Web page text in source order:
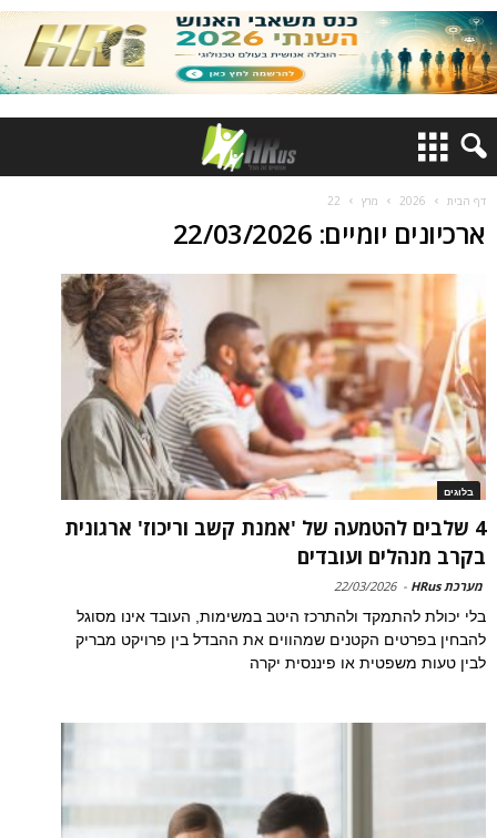
דף הבית 2026 מרץ 22
ארכיונים יומיים: 22/03/2026
בלוגים
4 שלבים להטמעה של 'אמנת קשב וריכוז' ארגונית
בקרב מנהלים ועובדים
מערכת HRus -
22/03/2026
בלי יכולת להתמקד ולהתרכז היטב במשימות, העובד אינו מסוגל
להבחין בפרטים הקטנים שמהווים את ההבדל בין פרויקט מבריק
לבין טעות משפטית או פיננסית יקרה